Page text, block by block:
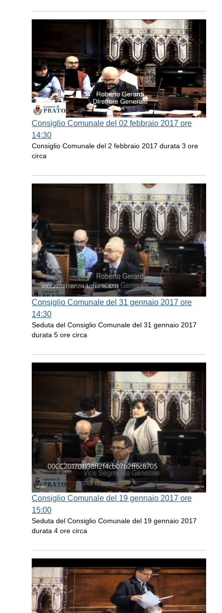
Consiglio Comunale del 02 febbraio 2017 ore
14:30
Consiglio Comunale del 2 febbraio 2017 durata 3 ore
circa
Consiglio Comunale del 31 gennaio 2017 ore
14:30
Seduta del Consiglio Comunale del 31 gennaio 2017
durata 5 ore circa
Consiglio Comunale del 19 gennaio 2017 ore
15:00
Seduta del Consiglio Comunale del 19 gennaio 2017
durata 4 ore circa